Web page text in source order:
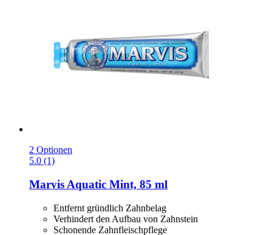
2 Optionen
5.0 (1)
Marvis Aquatic Mint, 85 ml
Entfernt gründlich Zahnbelag
Verhindert den Aufbau von Zahnstein
Schonende Zahnfleischpflege